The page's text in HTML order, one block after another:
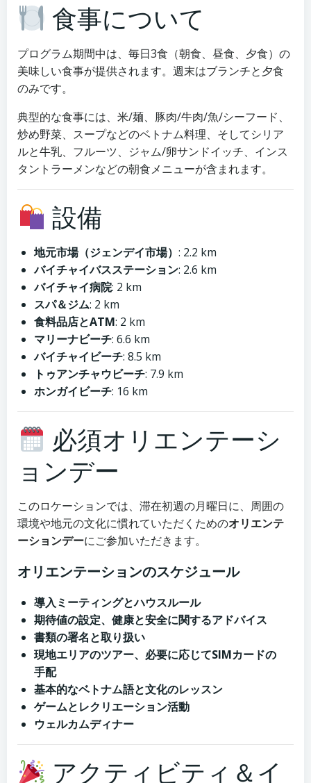
食事について
プログラム期間中は、毎日3食（朝食、昼食、夕食）の
美味しい食事が提供されます。週末はブランチと夕食
のみです。
典型的な食事には、米/麺、豚肉/牛肉/魚/シーフード、
炒め野菜、スープなどのベトナム料理、そしてシリア
ルと牛乳、フルーツ、ジャム/卵サンドイッチ、インス
タントラーメンなどの朝食メニューが含まれます。
設備
地元市場（ジェンデイ市場） : 2.2 km
バイチャイバスステーション: 2.6 km
バイチャイ病院: 2 km
スパ＆ジム: 2 km
食料品店とATM: 2 km
マリーナビーチ: 6.6 km
バイチャイビーチ: 8.5 km
トゥアンチャウビーチ: 7.9 km
ホンガイビーチ: 16 km
必須オリエンテーシ
ョンデー
このロケーションでは、滞在初週の月曜日に、周囲の
環境や地元の文化に慣れていただくためのオリエンテ
ーションデーにご参加いただきます。
オリエンテーションのスケジュール
導入ミーティングとハウスルール
期待値の設定、健康と安全に関するアドバイス
書類の署名と取り扱い
現地エリアのツアー、必要に応じてSIMカードの
手配
基本的なベトナム語と文化のレッスン
ゲームとレクリエーション活動
ウェルカムディナー
アクティビティ＆イ